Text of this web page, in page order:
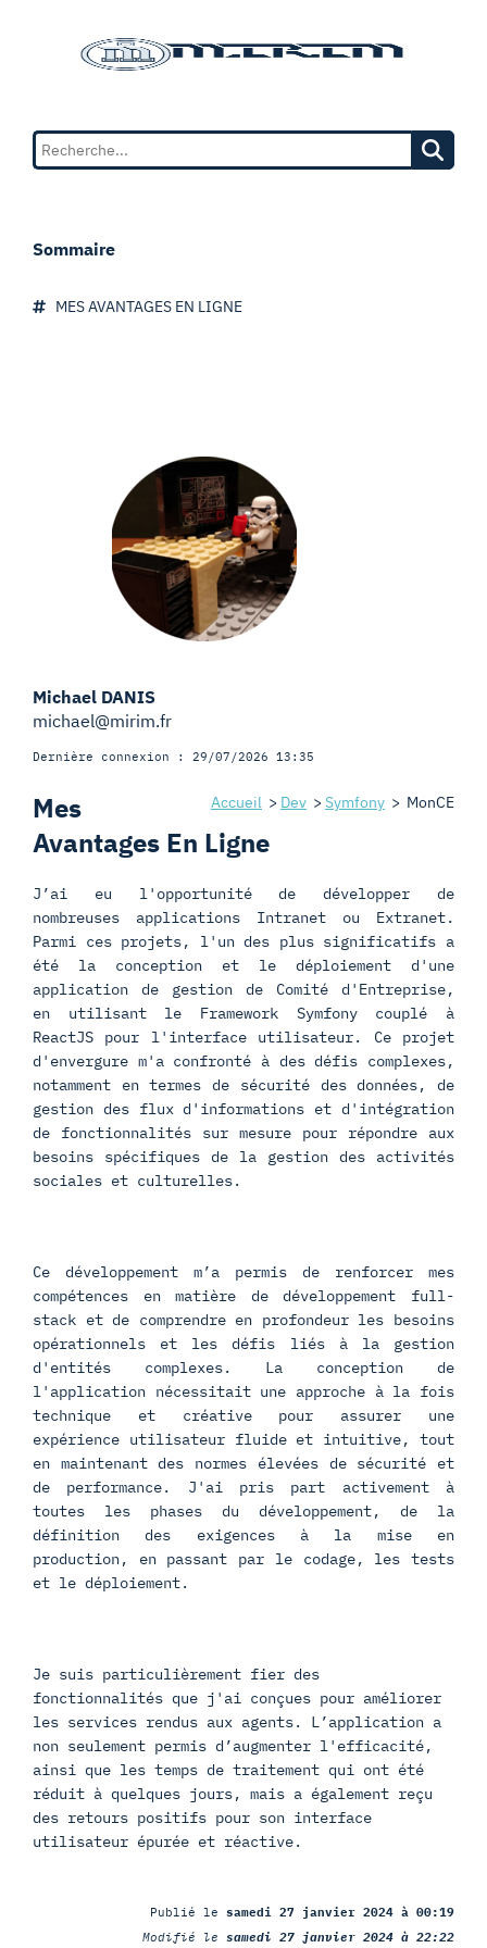
Sommaire
MES AVANTAGES EN LIGNE
Michael DANIS
michael@mirim.fr
Dernière connexion : 29/07/2026 13:35
Accueil > Dev > Symfony > MonCE
Mes
Avantages En Ligne
J’ai eu l'opportunité de développer de
nombreuses applications Intranet ou Extranet.
Parmi ces projets, l'un des plus significatifs a
été la conception et le déploiement d'une
application de gestion de Comité d'Entreprise,
en utilisant le Framework Symfony couplé à
ReactJS pour l'interface utilisateur. Ce projet
d'envergure m'a confronté à des défis complexes,
notamment en termes de sécurité des données, de
gestion des flux d'informations et d'intégration
de fonctionnalités sur mesure pour répondre aux
besoins spécifiques de la gestion des activités
sociales et culturelles.
Ce développement m’a permis de renforcer mes
compétences en matière de développement full-
stack et de comprendre en profondeur les besoins
opérationnels et les défis liés à la gestion
d'entités complexes. La conception de
l'application nécessitait une approche à la fois
technique et créative pour assurer une
expérience utilisateur fluide et intuitive, tout
en maintenant des normes élevées de sécurité et
de performance. J'ai pris part activement à
toutes les phases du développement, de la
définition des exigences à la mise en
production, en passant par le codage, les tests
et le déploiement.
Je suis particulièrement fier des
fonctionnalités que j'ai conçues pour améliorer
les services rendus aux agents. L’application a
non seulement permis d’augmenter l'efficacité,
ainsi que les temps de traitement qui ont été
réduit à quelques jours, mais a également reçu
des retours positifs pour son interface
utilisateur épurée et réactive.
Publié le samedi 27 janvier 2024 à 00:19
Modifié le samedi 27 janvier 2024 à 22:22